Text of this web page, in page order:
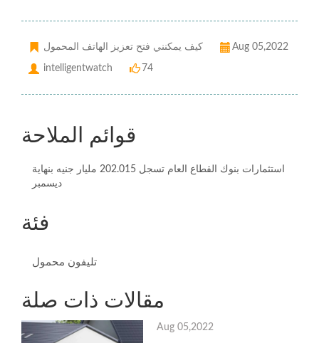
كيف يمكنني فتح تعزيز الهاتف المحمول Aug 05,2022
intelligentwatch 74
قوائم الملاحة
استثمارات بنوك القطاع العام تسجل 202.015 مليار جنيه بنهاية
ديسمبر
فئة
تليفون محمول
مقالات ذات صلة
Aug 05,2022